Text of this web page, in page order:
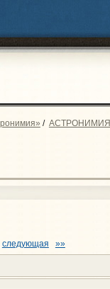
/ АСТРОНИМИЯ
следующая »»